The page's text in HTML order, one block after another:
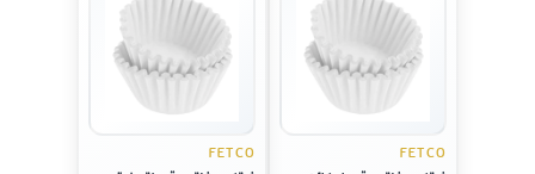
FETCO
FETCO